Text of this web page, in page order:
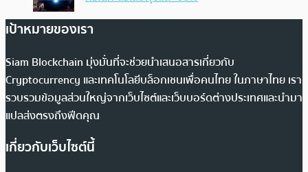
เป้าหมายของเรา
Siam Blockchain มุ่งมั่นที่จะช่วยนำเสนอสารเกี่ยวกับ
Cryptocurrency และเทคโนโลยีบล็อกเชนเพื่อคนไทย ในภาษาไทย เรา
รวบรวมข้อมูลส่วนใหญ่จากเว็บไซต์และเว็บบอร์ดต่างประเทศและนำมา
แปลส่งตรงถึงฟีดคุณ
เกี่ยวกับเว็บไซต์นี้